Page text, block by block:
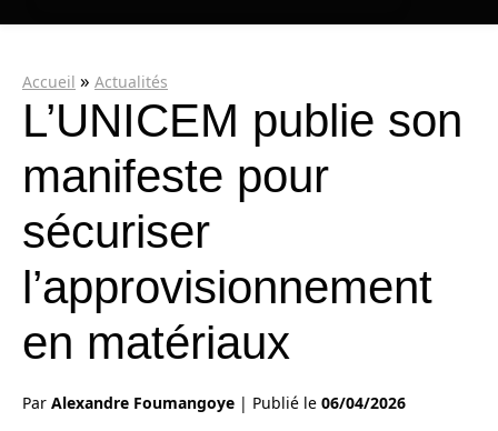
Accueil » Actualités
L’UNICEM publie son
manifeste pour
sécuriser
l’approvisionnement
en matériaux
Par Alexandre Foumangoye | Publié le 06/04/2026